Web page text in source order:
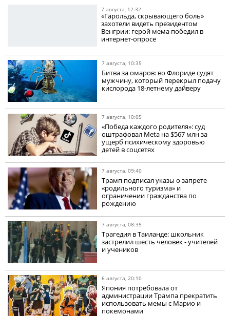
7 августа, 12:32
«Гарольда, скрывающего боль»
захотели видеть президентом
Венгрии: герой мема победил в
интернет-опросе
7 августа, 10:35
Битва за омаров: во Флориде судят
мужчину, который перекрыл подачу
кислорода 18-летнему дайверу
7 августа, 10:05
«Победа каждого родителя»: суд
оштрафовал Meta на $567 млн за
ущерб психическому здоровью
детей в соцсетях
7 августа, 09:40
Трамп подписал указы о запрете
«родильного туризма» и
ограничении гражданства по
рождению
7 августа, 08:35
Трагедия в Таиланде: школьник
застрелил шесть человек - учителей
и учеников
6 августа, 20:10
Япония потребовала от
администрации Трампа прекратить
использовать мемы с Марио и
покемонами